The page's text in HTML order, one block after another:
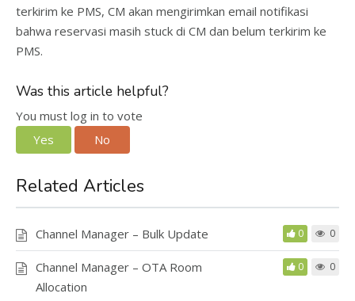
terkirim ke PMS, CM akan mengirimkan email notifikasi
bahwa reservasi masih stuck di CM dan belum terkirim ke
PMS.
Was this article helpful?
You must log in to vote
Yes
No
Related Articles
Channel Manager – Bulk Update 0 0
Channel Manager – OTA Room
Allocation
0 0